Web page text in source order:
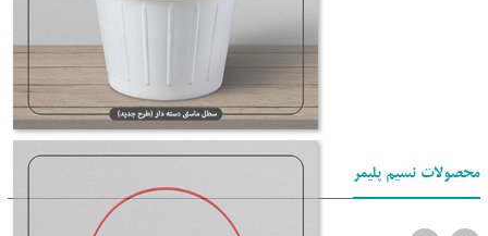
محصولات نسیم پلیمر